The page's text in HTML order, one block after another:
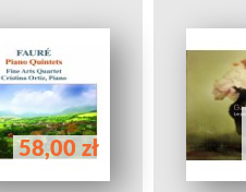
58,00 zł